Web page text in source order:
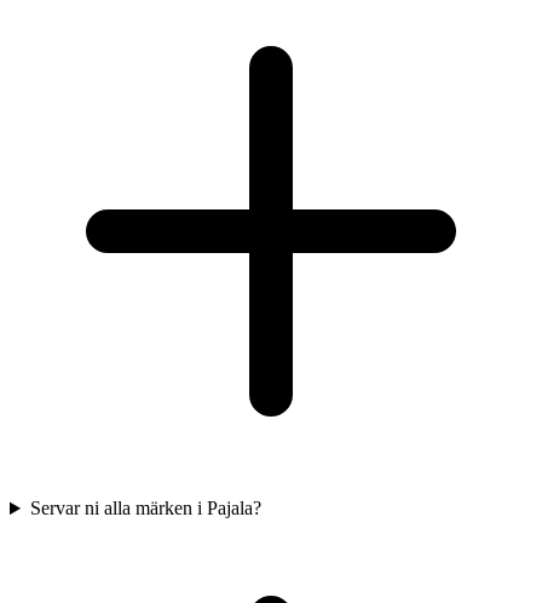
Servar ni alla märken i Pajala?